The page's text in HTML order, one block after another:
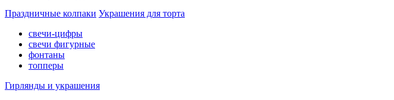
Праздничные колпаки Украшения для торта
свечи-цифры
свечи фигурные
фонтаны
топперы
Гирлянды и украшения